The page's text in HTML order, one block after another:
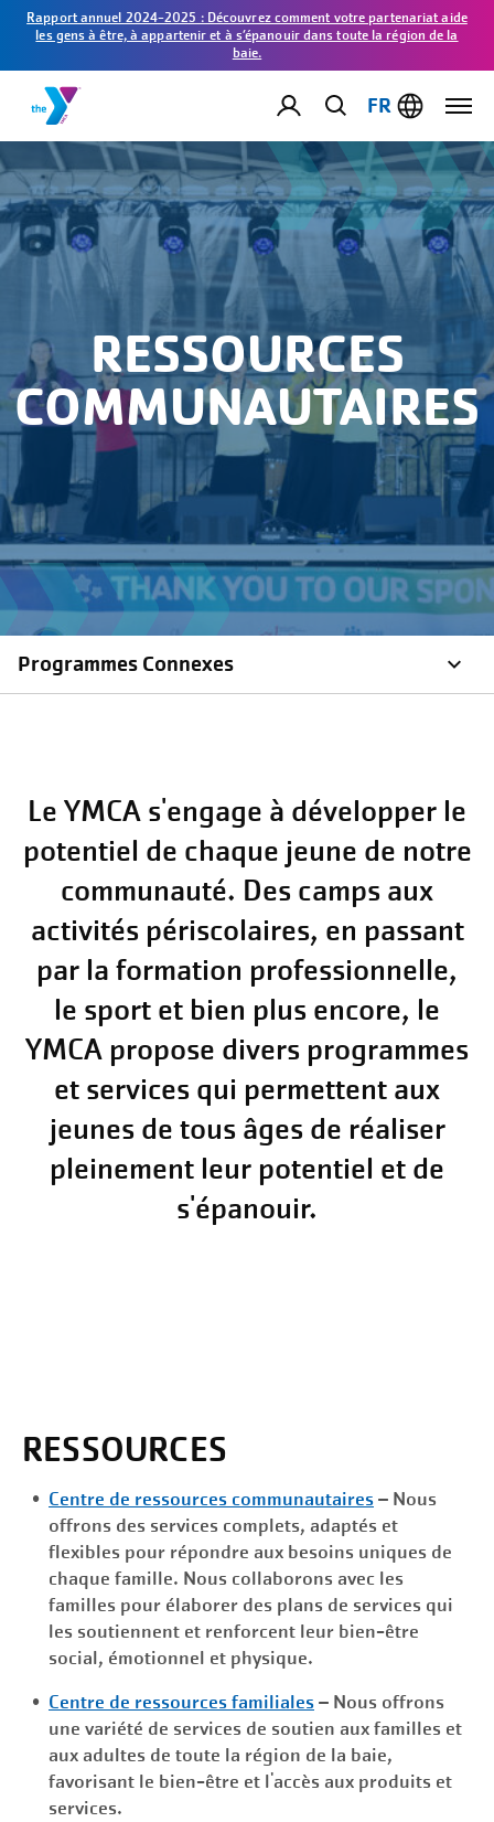
Rapport annuel 2024-2025 : Découvrez comment votre partenariat aide
les gens à être, à appartenir et à s’épanouir dans toute la région de la
baie.
FR
RESSOURCES
COMMUNAUTAIRES
Programmes Connexes
Le YMCA s'engage à développer le
potentiel de chaque jeune de notre
communauté. Des camps aux
activités périscolaires, en passant
par la formation professionnelle,
le sport et bien plus encore, le
YMCA propose divers programmes
et services qui permettent aux
jeunes de tous âges de réaliser
pleinement leur potentiel et de
s'épanouir.
RESSOURCES
Centre de ressources communautaires– Nous
offrons des services complets, adaptés et
flexibles pour répondre aux besoins uniques de
chaque famille. Nous collaborons avec les
familles pour élaborer des plans de services qui
les soutiennent et renforcent leur bien-être
social, émotionnel et physique.
Centre de ressources familiales– Nous offrons
une variété de services de soutien aux familles et
aux adultes de toute la région de la baie,
favorisant le bien-être et l'accès aux produits et
services.